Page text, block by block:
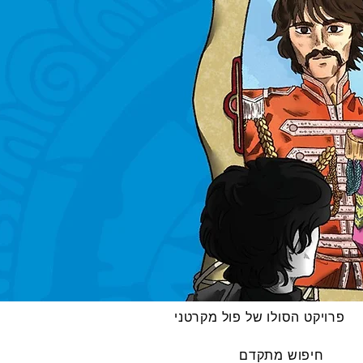
פרויקט הסולו של פול מקרטני
חיפוש מתקדם